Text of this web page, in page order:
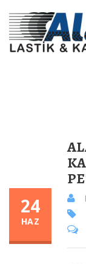
24
HAZ